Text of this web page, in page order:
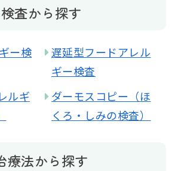
検査から探す
ー検
遅延型フードアレル
ギー検査
ルギ
ダーモスコピー（ほ
くろ・しみの検査）
療法から探す